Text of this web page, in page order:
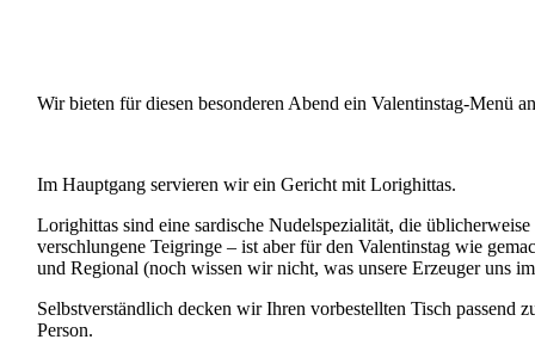
Wir bieten für diesen besonderen Abend ein Valentinstag-Menü
Im Hauptgang servieren wir ein Gericht mit Lorighittas.
Lorighittas sind eine sardische Nudelspezialität, die
verschlungene Teigringe – ist aber für den Valentinstag wie
und Regional (noch wissen wir nicht, was unsere Erzeuger uns
Selbstverständlich decken wir Ihren vorbestellten Tisch
Person.